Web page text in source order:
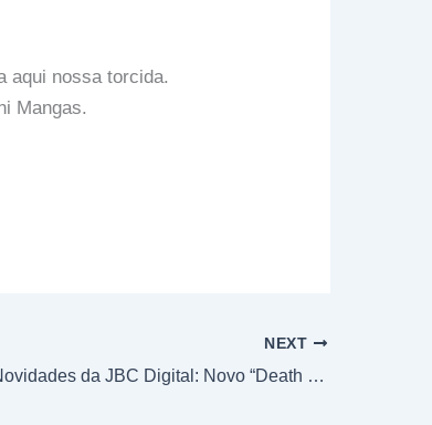
aqui nossa torcida.
Mangas.
NEXT
Novidades da JBC Digital: Novo “Death Note” e “GiTS The Human Algorithm”